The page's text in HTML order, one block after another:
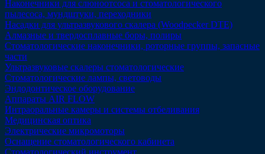
Наконечники для слюноотсоса и стоматологического
пылесоса, мундштуки, переходники
Насадки для ультразвукового скалера (Woodpecker DTE)
Алмазные и твердосплавные боры, полиры
Стоматологические наконечники, роторные группы, запасные
части
Ультразвуковые скалеры стоматологические
Стоматологические лампы, световоды
Эндодонтическое оборудование
Аппараты AIR FLOW
Интраоральные камеры и системы отбеливания
Медицинская оптика
Электрические микромоторы
Оснащение стоматологического кабинета
Стоматологический инструмент